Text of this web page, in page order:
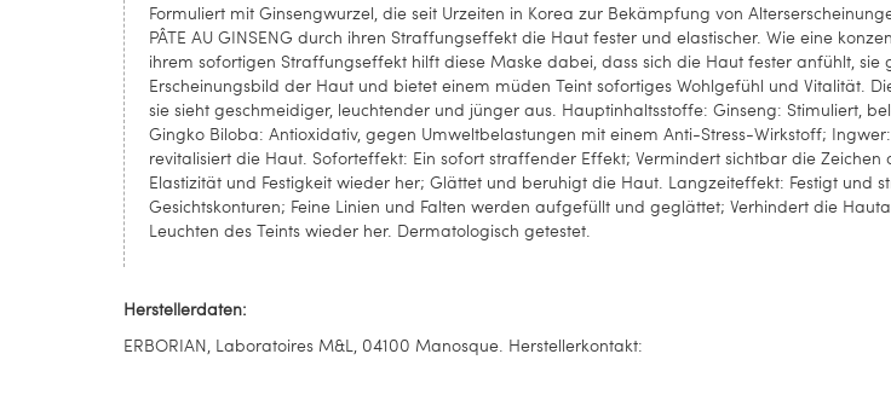
Formuliert mit Ginsengwurzel, die seit Urzeiten in Korea zur Bekämpfung von
PÂTE AU GINSENG durch ihren Straffungseffekt die Haut fester und elastischer. Wie eine
ihrem sofortigen Straffungseffekt hilft diese Maske dabei, dass sich die Haut fester anfühlt, sie
Erscheinungsbild der Haut und bietet einem müden Teint sofortiges Wohlgefühl und Vitalität.
sie sieht geschmeidiger, leuchtender und jünger aus. Hauptinhaltsstoffe: Ginseng: Stimuliert,
Gingko Biloba: Antioxidativ, gegen Umweltbelastungen mit einem Anti-Stress-Wirkstoff;
revitalisiert die Haut. Soforteffekt: Ein sofort straffender Effekt; Vermindert sichtbar die Zeichen
Elastizität und Festigkeit wieder her; Glättet und beruhigt die Haut. Langzeiteffekt: Festigt und
Gesichtskonturen; Feine Linien und Falten werden aufgefüllt und geglättet; Verhindert die
Leuchten des Teints wieder her. Dermatologisch getestet.
Herstellerdaten:
ERBORIAN, Laboratoires M&L, 04100 Manosque. Herstellerkontakt: